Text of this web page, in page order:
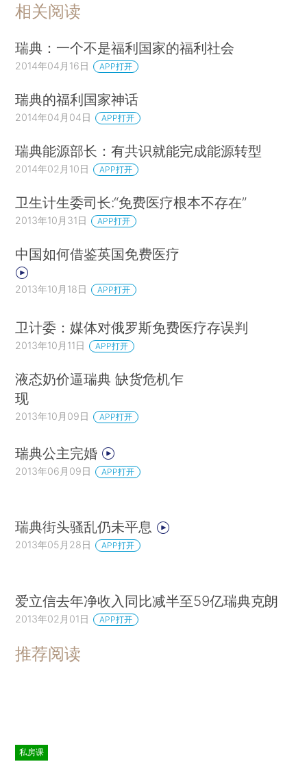
相关阅读
瑞典：一个不是福利国家的福利社会
2014年04月16日 APP打开
瑞典的福利国家神话
2014年04月04日 APP打开
瑞典能源部长：有共识就能完成能源转型
2014年02月10日 APP打开
卫生计生委司长:“免费医疗根本不存在”
2013年10月31日 APP打开
中国如何借鉴英国免费医疗
2013年10月18日 APP打开
卫计委：媒体对俄罗斯免费医疗存误判
2013年10月11日 APP打开
液态奶价逼瑞典 缺货危机乍
现
2013年10月09日 APP打开
瑞典公主完婚
2013年06月09日 APP打开
瑞典街头骚乱仍未平息
2013年05月28日 APP打开
爱立信去年净收入同比减半至59亿瑞典克朗
2013年02月01日 APP打开
推荐阅读
私房课